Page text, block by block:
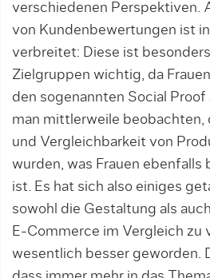
verschiedenen Perspektiven.
von Kundenbewertungen ist
verbreitet: Diese ist
Zielgruppen wichtig, da
den sogenannten Social
man mittlerweile beobachten,
und Vergleichbarkeit von
wurden, was Frauen ebenfalls
ist. Es hat sich also einiges
sowohl die Gestaltung als
E-Commerce im Vergleich zu
wesentlich besser geworden.